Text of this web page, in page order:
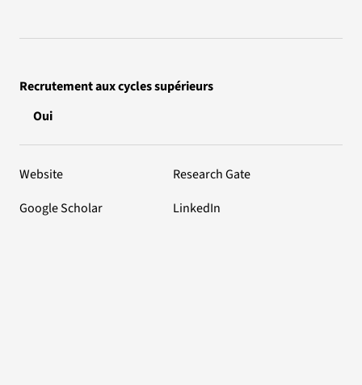
Recrutement aux cycles supérieurs
Oui
Website
Research Gate
Google Scholar
LinkedIn